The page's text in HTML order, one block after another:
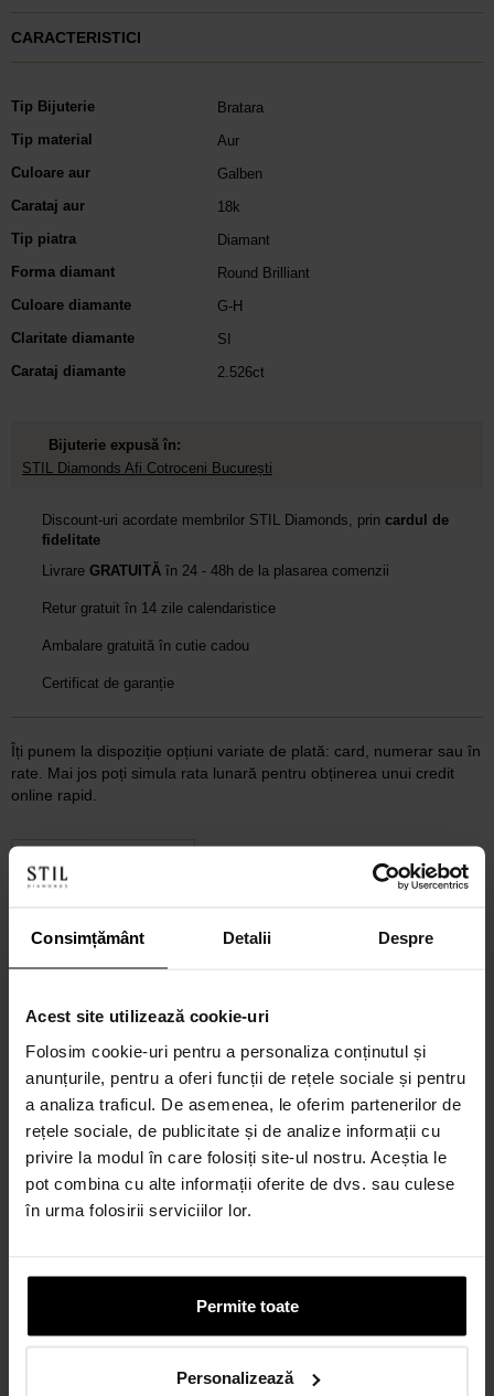
Consimțământ Detalii Despre
Acest site utilizează cookie-uri
Folosim cookie-uri pentru a personaliza conținutul și
anunțurile, pentru a oferi funcții de rețele sociale și pentru
a analiza traficul. De asemenea, le oferim partenerilor de
rețele sociale, de publicitate și de analize informații cu
privire la modul în care folosiți site-ul nostru. Aceștia le
pot combina cu alte informații oferite de dvs. sau culese
în urma folosirii serviciilor lor.
Permite toate
Personalizează
CARACTERISTICI
Tip Bijuterie
Bratara
Tip material
Aur
Culoare aur
Galben
Carataj aur
18k
Tip piatra
Diamant
Forma diamant
Round Brilliant
Culoare diamante
G-H
Claritate diamante
SI
Carataj diamante
2.526ct
Bijuterie expusă în:
STIL Diamonds Afi Cotroceni București
Discount-uri acordate membrilor STIL Diamonds, prin cardul de
fidelitate
Livrare GRATUITĂ în 24 - 48h de la plasarea comenzii
Retur gratuit în 14 zile calendaristice
Ambalare gratuită în cutie cadou
Certificat de garanție
Îți punem la dispoziție opțiuni variate de plată: card, numerar sau în
rate. Mai jos poți simula rata lunară pentru obținerea unui credit
online rapid.
2 / 4 / 6 rate lunare prin card de credit
CALCULEAZĂ RATA
Credit 100% Online prin UniCredit
Consumer Financing IF.N. S.A.
CALCULEAZĂ RATA
Obține un card